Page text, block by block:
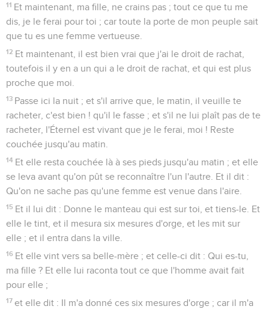
11 Et maintenant, ma fille, ne crains pas ; tout ce que tu me
dis, je le ferai pour toi ; car toute la porte de mon peuple sait
que tu es une femme vertueuse.
12 Et maintenant, il est bien vrai que j'ai le droit de rachat,
toutefois il y en a un qui a le droit de rachat, et qui est plus
proche que moi.
13 Passe ici la nuit ; et s'il arrive que, le matin, il veuille te
racheter, c'est bien ! qu'il le fasse ; et s'il ne lui plaît pas de te
racheter, l'Éternel est vivant que je le ferai, moi ! Reste
couchée jusqu'au matin.
14 Et elle resta couchée là à ses pieds jusqu'au matin ; et elle
se leva avant qu'on pût se reconnaître l'un l'autre. Et il dit :
Qu'on ne sache pas qu'une femme est venue dans l'aire.
15 Et il lui dit : Donne le manteau qui est sur toi, et tiens-le. Et
elle le tint, et il mesura six mesures d'orge, et les mit sur
elle ; et il entra dans la ville.
16 Et elle vint vers sa belle-mère ; et celle-ci dit : Qui es-tu,
ma fille ? Et elle lui raconta tout ce que l'homme avait fait
pour elle ;
17 et elle dit : Il m'a donné ces six mesures d'orge ; car il m'a